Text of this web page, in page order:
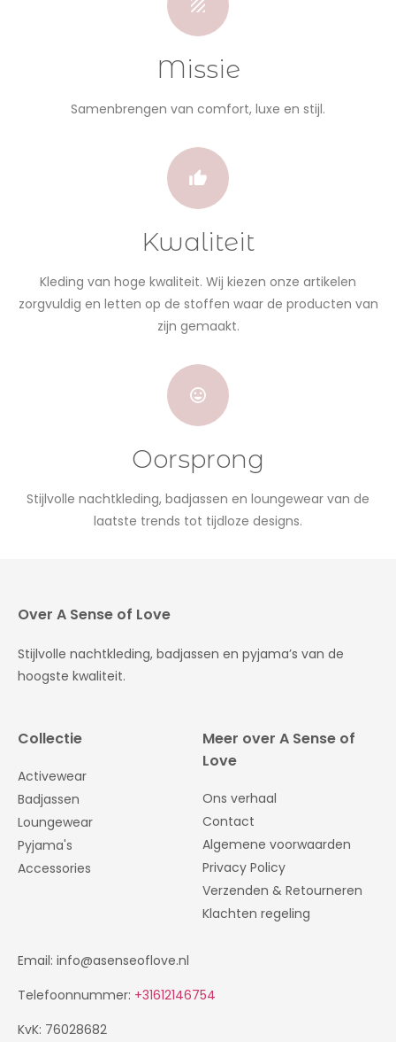
Missie
Samenbrengen van comfort, luxe en stijl.
Kwaliteit
Kleding van hoge kwaliteit. Wij kiezen onze artikelen
zorgvuldig en letten op de stoffen waar de producten van
zijn gemaakt.
Oorsprong
Stijlvolle nachtkleding, badjassen en loungewear van de
laatste trends tot tijdloze designs.
Over A Sense of Love
Stijlvolle nachtkleding, badjassen en pyjama’s van de
hoogste kwaliteit.
Collectie
Activewear
Badjassen
Loungewear
Pyjama's
Accessories
Meer over A Sense of
Love
Ons verhaal
Contact
Algemene voorwaarden
Privacy Policy
Verzenden & Retourneren
Klachten regeling
Email: info@asenseoflove.nl
Telefoonnummer: +31612146754
KvK: 76028682